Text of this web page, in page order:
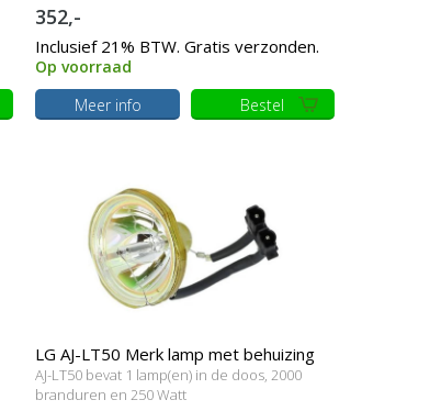
352,-
Inclusief 21% BTW. Gratis verzonden.
Op voorraad
Meer info
Bestel
LG AJ-LT50 Merk lamp met behuizing
AJ-LT50 bevat 1 lamp(en) in de doos, 2000
branduren en 250 Watt